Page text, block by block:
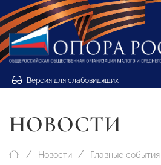
Версия для слабовидящих
НОВОСТИ
Новости Главные события